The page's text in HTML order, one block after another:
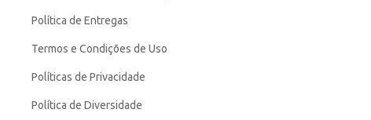
Política de Entregas
Termos e Condições de Uso
Políticas de Privacidade
Política de Diversidade